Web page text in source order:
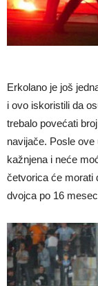
Erkolano je još
i ovo iskoristili da
trebalo povećati
navijače. Posle
kažnjena i neće
četvorica će morati
dvojca po 16